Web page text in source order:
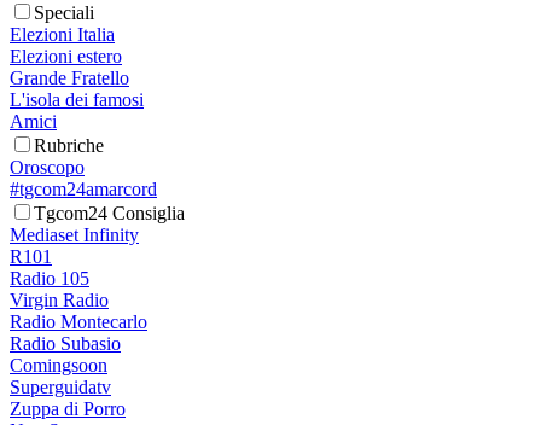
Speciali
Elezioni Italia
Elezioni estero
Grande Fratello
L'isola dei famosi
Amici
Rubriche
Oroscopo
#tgcom24amarcord
Tgcom24 Consiglia
Mediaset Infinity
R101
Radio 105
Virgin Radio
Radio Montecarlo
Radio Subasio
Comingsoon
Superguidatv
Zuppa di Porro